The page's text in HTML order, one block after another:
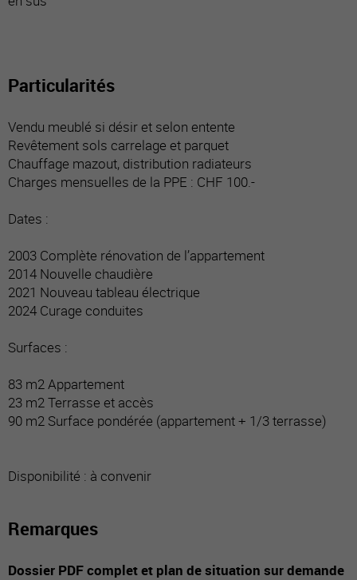
Particularités
Vendu meublé si désir et selon entente
Revêtement sols carrelage et parquet
Chauffage mazout, distribution radiateurs
Charges mensuelles de la PPE : CHF 100.-
Dates :
2003 Complète rénovation de l’appartement
2014 Nouvelle chaudière
2021 Nouveau tableau électrique
2024 Curage conduites
Surfaces :
83 m2 Appartement
23 m2 Terrasse et accès
90 m2 Surface pondérée (appartement + 1/3 terrasse)
Disponibilité : à convenir
Remarques
Dossier PDF complet et plan de situation sur demande